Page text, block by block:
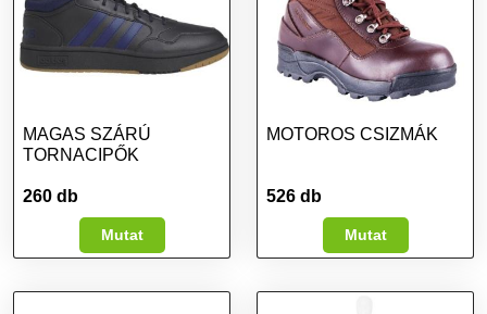
MAGAS SZÁRÚ
TORNACIPŐK
260 db
Mutat
MOTOROS CSIZMÁK
526 db
Mutat